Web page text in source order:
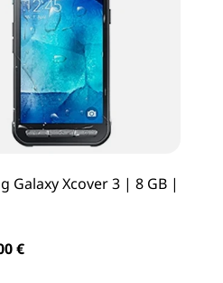
Galaxy Xcover 3 | 8 GB |
€